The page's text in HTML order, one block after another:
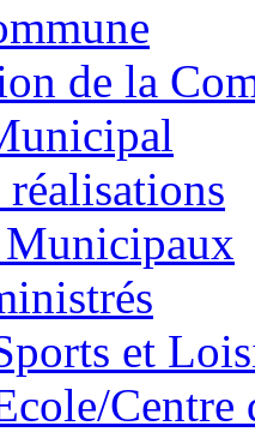
de la
et
Centre